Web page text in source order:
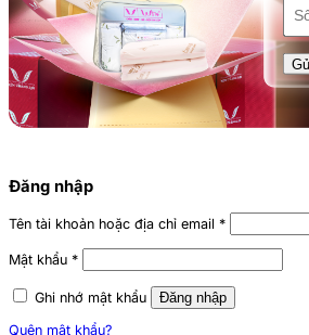
Đăng nhập
Tên tài khoản hoặc địa chỉ email *
Mật khẩu *
Ghi nhớ mật khẩu Đăng nhập
Quên mật khẩu?